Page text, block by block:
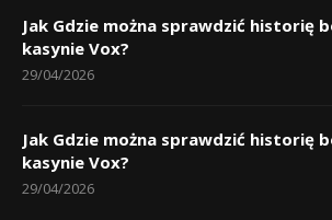
Jak Gdzie można sprawdzić historię
kasynie Vox?
29/04/2026
Jak Gdzie można sprawdzić historię
kasynie Vox?
29/04/2026